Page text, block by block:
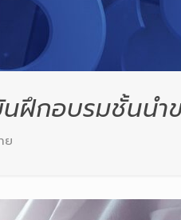
กอบรมชั้นนำข
ย